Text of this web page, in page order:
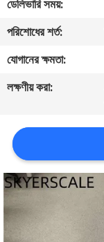
মামলা
একটি
উদ্ধৃতি
অনুরোধ
করুন
ডেলিভারি সময়:
পরিশোধের শর্ত:
যোগানের ক্ষমতা:
লক্ষণীয় করা: